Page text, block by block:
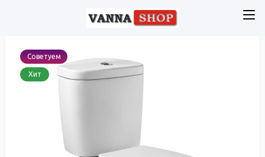
Советуем
Хит